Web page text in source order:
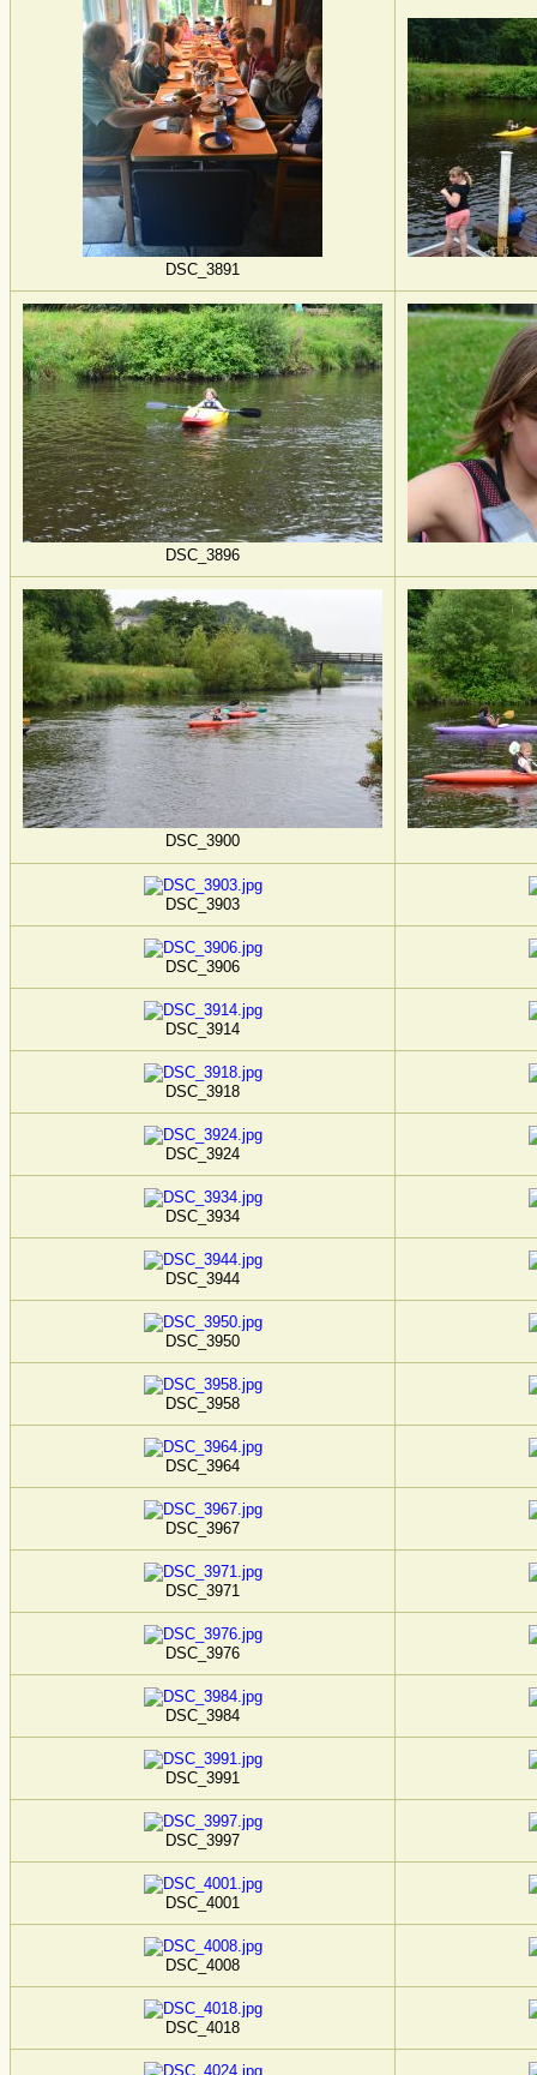
DSC_3891
DSC_3896
DSC_3900
DSC_3903
DSC_3906
DSC_3914
DSC_3918
DSC_3924
DSC_3934
DSC_3944
DSC_3950
DSC_3958
DSC_3964
DSC_3967
DSC_3971
DSC_3976
DSC_3984
DSC_3991
DSC_3997
DSC_4001
DSC_4008
DSC_4018